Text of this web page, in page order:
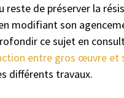
reste de préserver la
modifiant son
ce sujet en
entre gros œuvre et
différents travaux.